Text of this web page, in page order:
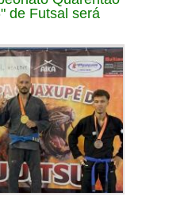
de Futsal será